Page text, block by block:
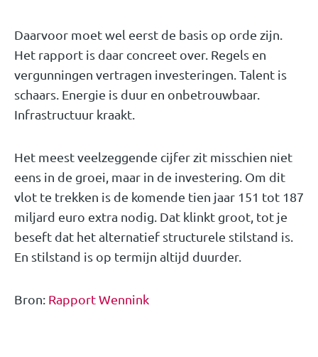
Daarvoor moet wel eerst de basis op orde zijn.
Het rapport is daar concreet over. Regels en
vergunningen vertragen investeringen. Talent is
schaars. Energie is duur en onbetrouwbaar.
Infrastructuur kraakt.
Het meest veelzeggende cijfer zit misschien niet
eens in de groei, maar in de investering. Om dit
vlot te trekken is de komende tien jaar 151 tot 187
miljard euro extra nodig. Dat klinkt groot, tot je
beseft dat het alternatief structurele stilstand is.
En stilstand is op termijn altijd duurder.
Bron: Rapport Wennink